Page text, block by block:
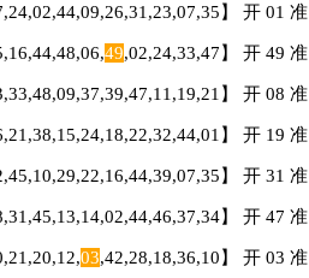
】 开 01 准
49,02,24,33,47】 开 49 准
】 开 08 准
】 开 19 准
】 开 31 准
】 开 47 准
03,42,28,18,36,10】 开 03 准